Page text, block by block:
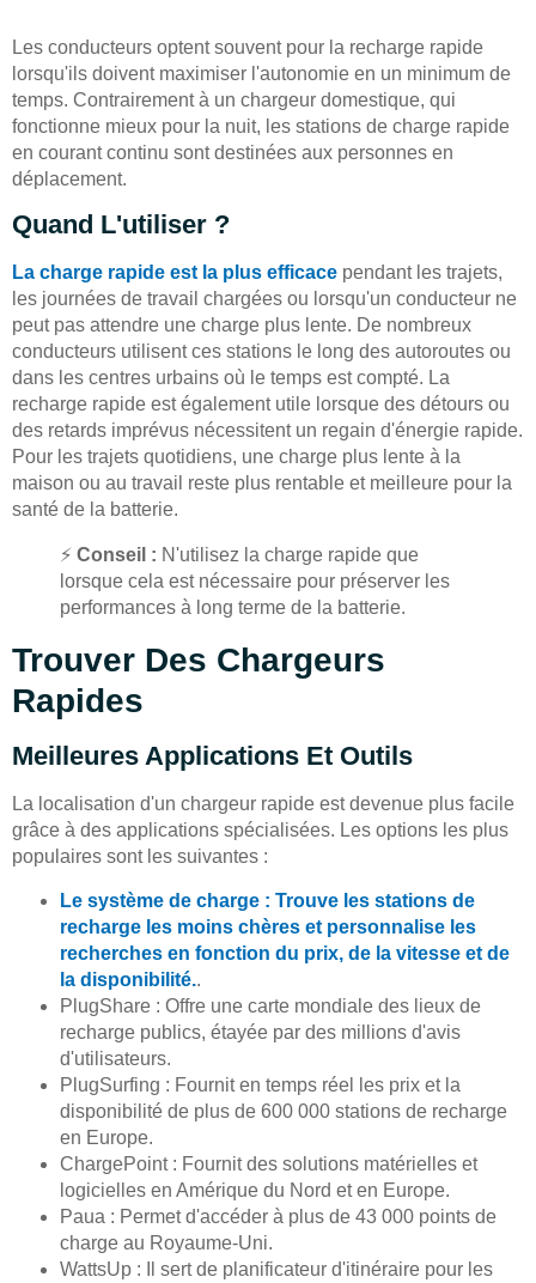
Les conducteurs optent souvent pour la recharge rapide
lorsqu'ils doivent maximiser l'autonomie en un minimum de
temps. Contrairement à un chargeur domestique, qui
fonctionne mieux pour la nuit, les stations de charge rapide
en courant continu sont destinées aux personnes en
déplacement.
Quand L'utiliser ?
La charge rapide est la plus efficace pendant les trajets,
les journées de travail chargées ou lorsqu'un conducteur ne
peut pas attendre une charge plus lente. De nombreux
conducteurs utilisent ces stations le long des autoroutes ou
dans les centres urbains où le temps est compté. La
recharge rapide est également utile lorsque des détours ou
des retards imprévus nécessitent un regain d'énergie rapide.
Pour les trajets quotidiens, une charge plus lente à la
maison ou au travail reste plus rentable et meilleure pour la
santé de la batterie.
⚡ Conseil : N'utilisez la charge rapide que
lorsque cela est nécessaire pour préserver les
performances à long terme de la batterie.
Trouver Des Chargeurs
Rapides
Meilleures Applications Et Outils
La localisation d'un chargeur rapide est devenue plus facile
grâce à des applications spécialisées. Les options les plus
populaires sont les suivantes :
Le système de charge : Trouve les stations de
recharge les moins chères et personnalise les
recherches en fonction du prix, de la vitesse et de
la disponibilité..
PlugShare : Offre une carte mondiale des lieux de
recharge publics, étayée par des millions d'avis
d'utilisateurs.
PlugSurfing : Fournit en temps réel les prix et la
disponibilité de plus de 600 000 stations de recharge
en Europe.
ChargePoint : Fournit des solutions matérielles et
logicielles en Amérique du Nord et en Europe.
Paua : Permet d'accéder à plus de 43 000 points de
charge au Royaume-Uni.
WattsUp : Il sert de planificateur d'itinéraire pour les